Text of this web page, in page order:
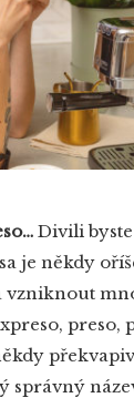
Divili byste
je někdy
vzniknout
preso,
správný